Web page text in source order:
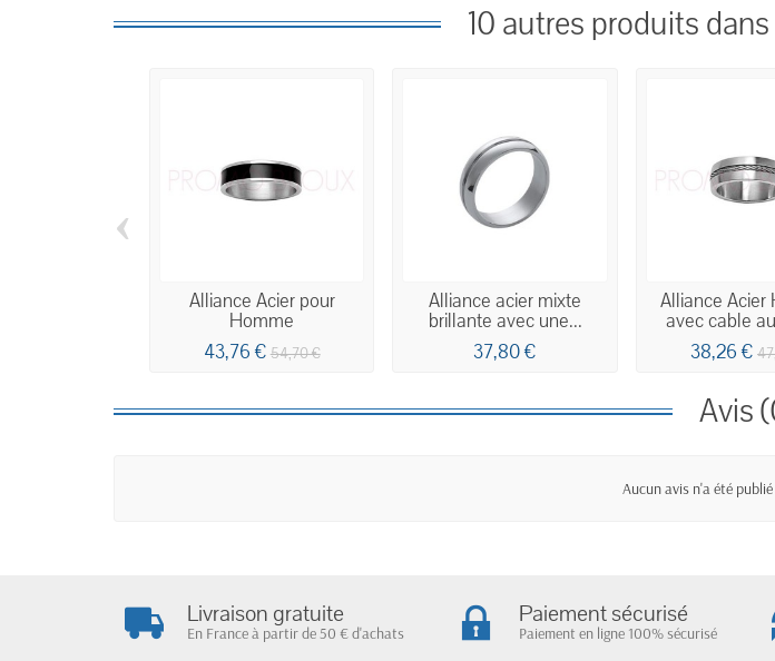
10 autres produits
Alliance Acier pour
Homme
43,76 € 54,70 €
Alliance acier mixte
brillante avec une...
37,80 €
Alliance Acier
avec cable
38,26 €
‹
Avis
Aucun avis n'a été
Livraison gratuite
En France à partir de 50 € d'achats
Paiement sécurisé
Paiement en ligne 100% sécurisé